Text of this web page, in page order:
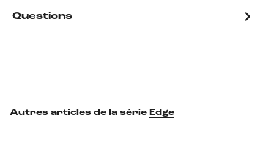
Questions
Autres articles de la série Edge